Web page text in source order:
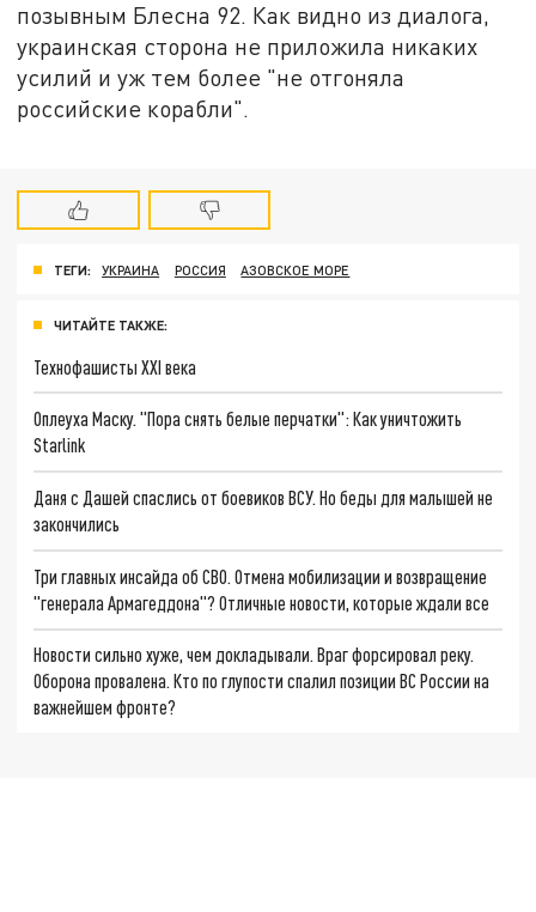
позывным Блесна 92. Как видно из диалога,
украинская сторона не приложила никаких
усилий и уж тем более "не отгоняла
российские корабли".
ТЕГИ: УКРАИНА РОССИЯ АЗОВСКОЕ МОРЕ
ЧИТАЙТЕ ТАКЖЕ:
Технофашисты XXI века
Оплеуха Маску. "Пора снять белые перчатки": Как уничтожить
Starlink
Даня с Дашей спаслись от боевиков ВСУ. Но беды для малышей не
закончились
Три главных инсайда об СВО. Отмена мобилизации и возвращение
"генерала Армагеддона"? Отличные новости, которые ждали все
Новости сильно хуже, чем докладывали. Враг форсировал реку.
Оборона провалена. Кто по глупости спалил позиции ВС России на
важнейшем фронте?